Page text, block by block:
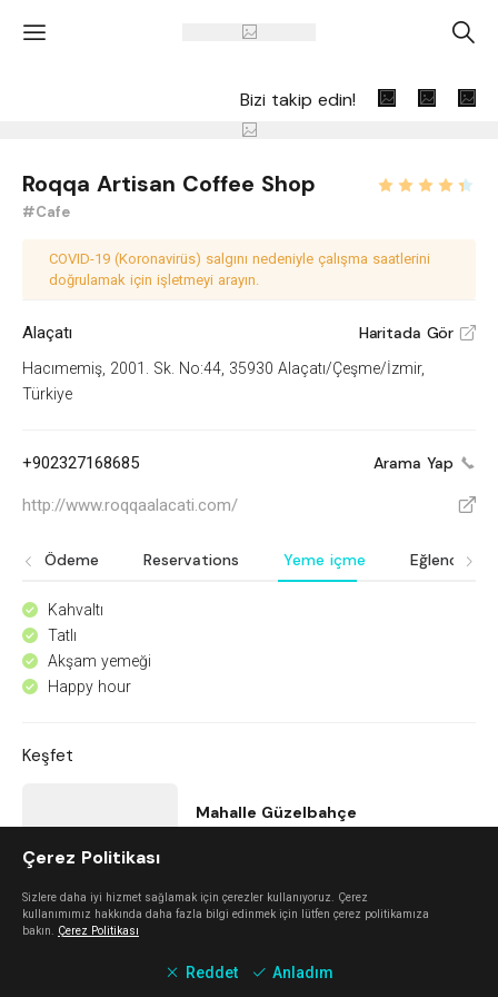
' A
Bizi takip edin!
Roqqa Artisan Coffee Shop
#Cafe
COVID-19 (Koronavirüs) salgını nedeniyle çalışma saatlerini
doğrulamak için işletmeyi arayın.
Alaçatı Haritada Gör V
Hacımemiş, 2001. Sk. No:44, 35930 Alaçatı/Çeşme/İzmir,
Türkiye
+902327168685 Arama Yap
http://www.roqqaalacati.com/ V
Ödeme Reservations Yeme içme Eğlence
^ Kahvaltı
^ Tatlı
^ Akşam yemeği
^ Happy hour
Keşfet
Mahalle Güzelbahçe
Urla
Çerez Politikası
Sizlere daha iyi hizmet sağlamak için çerezler kullanıyoruz. Çerez
kullanımımız hakkında daha fazla bilgi edinmek için lütfen çerez politikamıza
bakın. Çerez Politikası
Reddet Anladım